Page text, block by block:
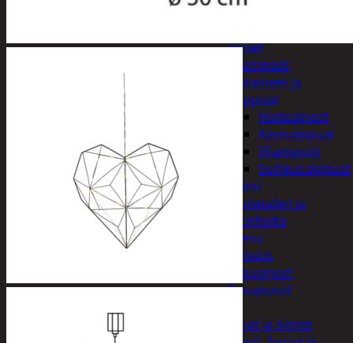
sienet
Shampoot,
hoitaineet ja
saippuat
Hoitoaineet
Käsisaippuat
Shampoot
Suihkusaippuat
Hyvinvointi
Muu kauneuden ja
terveydenhoito
Pyykinpesu
Kuivaus
Pesuaineet
Pesupussit
Liinat ja sienet